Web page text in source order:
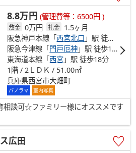
8.8万円 (管理費等：6500円 )
敷金 0万円 礼金 1.5ヶ月
阪急神戸本線「西宮北口 」駅 徒歩13分
阪急今津線「門戸厄神 」駅 徒歩16分
東海道本線「西宮 」駅 徒歩18分
1階 / 2ＬＤＫ / 51.00㎡
兵庫県西宮市大畑町
パノラマ 室内写真
談可☆ファミリー様にオススメです
広田